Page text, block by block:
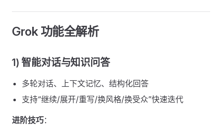
Grok 功能全解析
1) 智能对话与知识问答
多轮对话、上下文记忆、结构化回答
支持“继续/展开/重写/换风格/换受众”快速迭代
进阶技巧：